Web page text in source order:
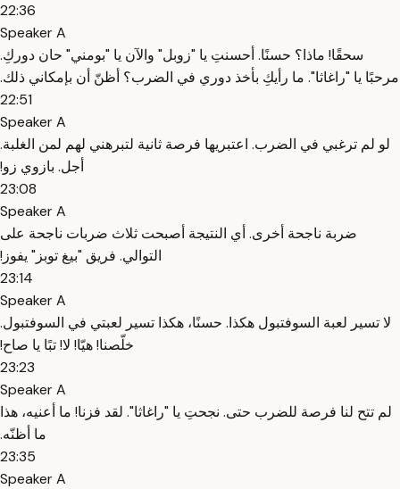
22:36
Speaker A
‫سحقًا! ‫ماذا؟ ‫حسنًا. ‫أحسنتِ يا "زوبل" ‫والآن يا "بومني" حان دوركِ.
‫مرحبًا يا "راغاثا". ‫ما رأيكِ بأخذ دوري في الضرب؟ ‫أظنّ أن بإمكاني ذلك.
22:51
Speaker A
‫لو لم ترغبي في الضرب. ‫اعتبريها فرصة ثانية لتبرهني لهم لمن الغلبة.
‫أجل. ‫بازوي زو!
23:08
Speaker A
‫ضربة ناجحة أخرى. ‫أي النتيجة أصبحت ثلاث ضربات ناجحة على
التوالي. ‫فريق "بيغ توبز" يفوز!
23:14
Speaker A
‫لا تسير لعبة السوفتبول هكذا. ‫حسنًا، هكذا تسير لعبتي في السوفتبول.
‫خلّصنا! ‫هيّا! ‫لا! ‫تبًا يا صاح!
23:23
Speaker A
‫لم تتح لنا فرصة للضرب حتى. ‫نجحتِ يا "راغاثا". ‫لقد فزنا! ‫ما أعنيه، هذا
ما أظنّه.
23:35
Speaker A